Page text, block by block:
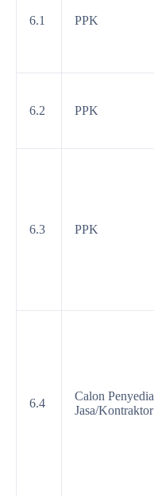
6.1 PPK
6.2 PPK
6.3 PPK
6.4
Calon Penyedia
Jasa/Kontraktor